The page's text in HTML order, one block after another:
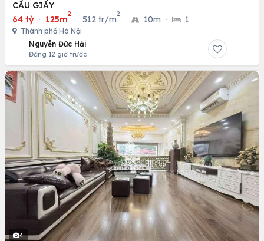
CẦU GIẤY
64 tỷ · 125m
2
· 512 tr/m
2
· 10m · 1
Thành phố Hà Nội
Nguyễn Đức Hải
Đăng 12 giờ trước
4